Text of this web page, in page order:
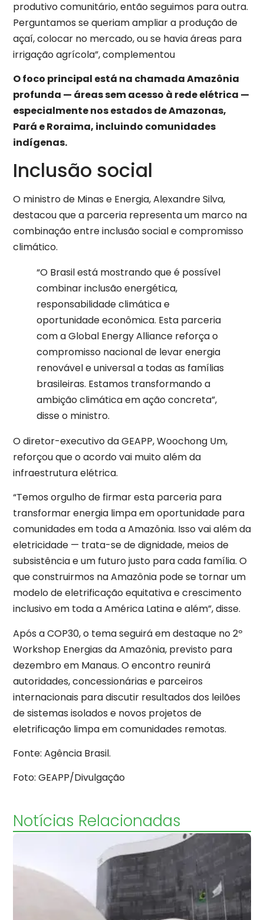
produtivo comunitário, então seguimos para outra.
Perguntamos se queriam ampliar a produção de
açaí, colocar no mercado, ou se havia áreas para
irrigação agrícola”, complementou
O foco principal está na chamada Amazônia
profunda — áreas sem acesso à rede elétrica —
especialmente nos estados de Amazonas,
Pará e Roraima, incluindo comunidades
indígenas.
Inclusão social
O ministro de Minas e Energia, Alexandre Silva,
destacou que a parceria representa um marco na
combinação entre inclusão social e compromisso
climático.
“O Brasil está mostrando que é possível
combinar inclusão energética,
responsabilidade climática e
oportunidade econômica. Esta parceria
com a Global Energy Alliance reforça o
compromisso nacional de levar energia
renovável e universal a todas as famílias
brasileiras. Estamos transformando a
ambição climática em ação concreta”,
disse o ministro.
O diretor-executivo da GEAPP, Woochong Um,
reforçou que o acordo vai muito além da
infraestrutura elétrica.
“Temos orgulho de firmar esta parceria para
transformar energia limpa em oportunidade para
comunidades em toda a Amazônia. Isso vai além da
eletricidade — trata-se de dignidade, meios de
subsistência e um futuro justo para cada família. O
que construirmos na Amazônia pode se tornar um
modelo de eletrificação equitativa e crescimento
inclusivo em toda a América Latina e além”, disse.
Após a COP30, o tema seguirá em destaque no 2º
Workshop Energias da Amazônia, previsto para
dezembro em Manaus. O encontro reunirá
autoridades, concessionárias e parceiros
internacionais para discutir resultados dos leilões
de sistemas isolados e novos projetos de
eletrificação limpa em comunidades remotas.
Fonte: Agência Brasil.
Foto: GEAPP/Divulgação
Notícias Relacionadas